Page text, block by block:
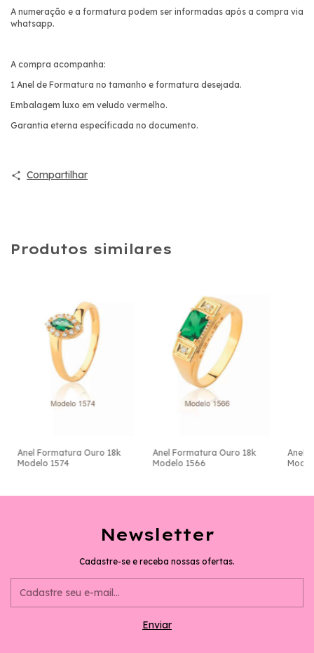
A numeração e a formatura podem ser informadas após a compra via
whatsapp.
A compra acompanha:
1 Anel de Formatura no tamanho e formatura desejada.
Embalagem luxo em veludo vermelho.
Garantia eterna específicada no documento.
Compartilhar
Produtos similares
Anel Formatura Ouro 18k
Modelo 1574
Anel Formatura Ouro 18k
Modelo 1566
Anel
Newsletter
Cadastre-se e receba nossas ofertas.